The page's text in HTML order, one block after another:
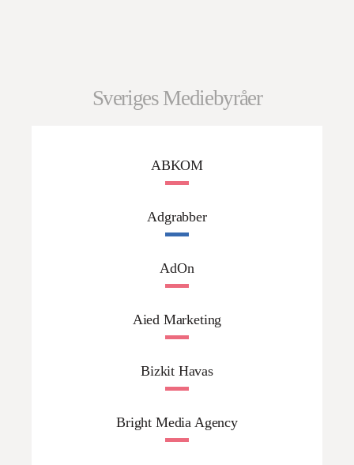
Sveriges Mediebyråer
ABKOM
Adgrabber
AdOn
Aied Marketing
Bizkit Havas
Bright Media Agency